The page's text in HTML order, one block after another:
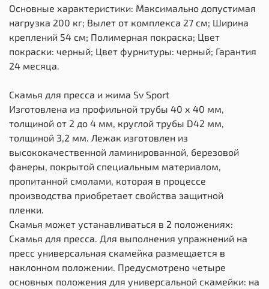
Основные характеристики: Максимально допустимая
нагрузка 200 кг; Вылет от комплекса 27 см; Ширина
креплений 54 см; Полимерная покраска; Цвет
покраски: черный; Цвет фурнитуры: черный; Гарантия
24 месяца.
Скамья для пресса и жима Sv Sport
Изготовлена из профильной трубы 40 х 40 мм,
толщиной от 2 до 4 мм, круглой трубы D42 мм,
толщиной 3,2 мм. Лежак изготовлен из
высококачественной ламинированной, березовой
фанеры, покрытой специальным материалом,
пропитанной смолами, которая в процессе
производства приобретает свойства защитной
пленки.
Скамья может устанавливаться в 2 положениях:
Скамья для пресса. Для выполнения упражнений на
пресс универсальная скамейка размещается в
наклонном положении. Предусмотрено четыре
основных положения для универсальной скамейки: на